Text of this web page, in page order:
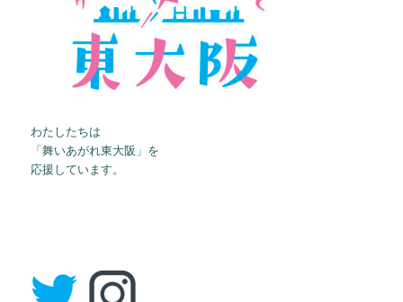
わたしたちは
「舞いあがれ東大阪」を
応援しています。